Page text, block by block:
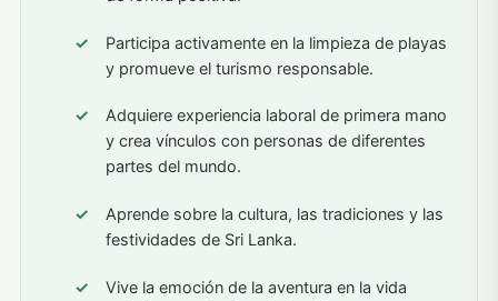
Participa activamente en la limpieza de playas
y promueve el turismo responsable.
Adquiere experiencia laboral de primera mano
y crea vínculos con personas de diferentes
partes del mundo.
Aprende sobre la cultura, las tradiciones y las
festividades de Sri Lanka.
Vive la emoción de la aventura en la vida